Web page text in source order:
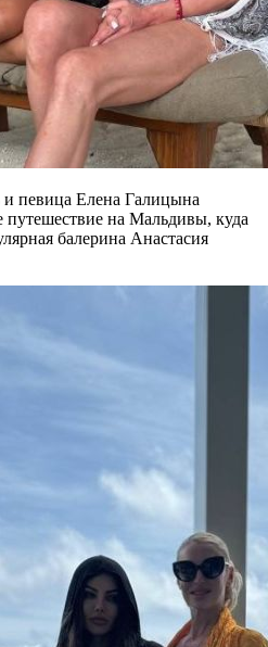
и певица Елена Галицына
путешествие на Мальдивы, куда
балерина Анастасия